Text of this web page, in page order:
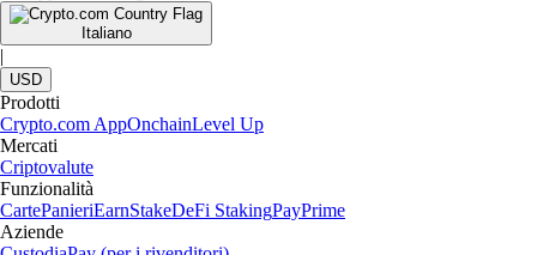
Italiano
|
USD
Prodotti
Crypto.com AppOnchainLevel Up
Mercati
Criptovalute
Funzionalità
CartePanieriEarnStakeDeFi StakingPayPrime
Aziende